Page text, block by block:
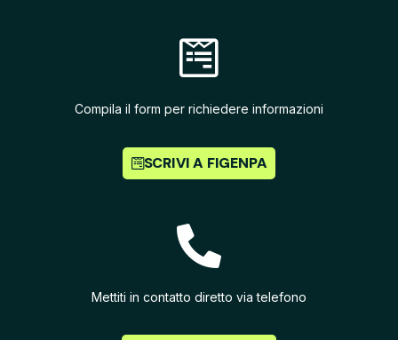
Compila il form per richiedere informazioni
SCRIVI A FIGENPA
Mettiti in contatto diretto via telefono